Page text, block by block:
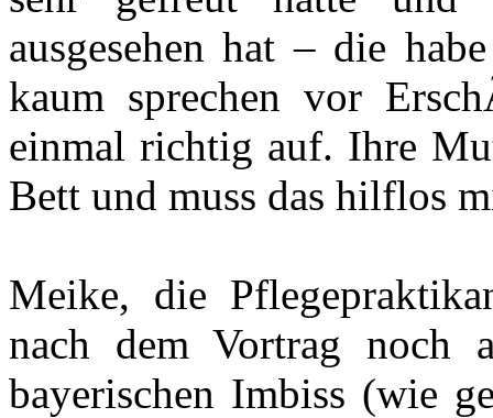
ausgesehen hat – die
kaum sprechen vor
einmal richtig auf. Ihre
Bett und muss das hilflos
Meike, die
nach dem Vortrag noch
bayerischen Imbiss (wie